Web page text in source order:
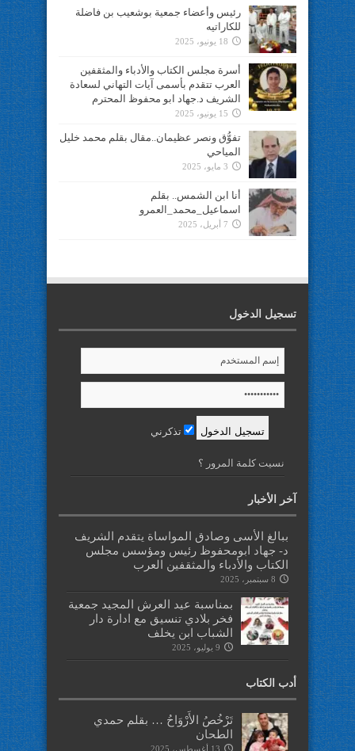
رئيس وأعضاء جمعية بوشعيب بن فاضلة
للكاراتيه
18 يونيو، 2025
أسرة مجلس الكتاب والأدباء والمثقفين
العرب تتقدم بأسمى آيات التهاني لسعادة
الشريف د.جهاد ابو محفوظ المحترم
15 يونيو، 2025
تفوُّق ونصر عظيمان..مقال بقلم محمد خليل
المياحي
3 مايو، 2025
أنا ابن الشمس.. بقلم
اسماعيل_محمد_العمرو
7 أبريل، 2025
تسجيل الدخول
تذكرني
نسيت كلمة المرور ؟
آخر الأخبار
ببالغ الأسى وصادق المواساة يتقدم الشريف
د- جهاد ابومحفوظ رئيس ومؤسس مجلس
الكتاب والأدباء والمثقفين العرب
8 سبتمبر، 2025
بمناسبة عيد العرش المجيد جمعية
فخر بلادي تنسيق مع ادارة دار
الشباب ابن يخلف
9 يوليو، 2025
أدب الكتاب
تَرْخُصُ الأَرْوَاحُ … بقلم حمدي
الطحان
13 أغسطس، 2025